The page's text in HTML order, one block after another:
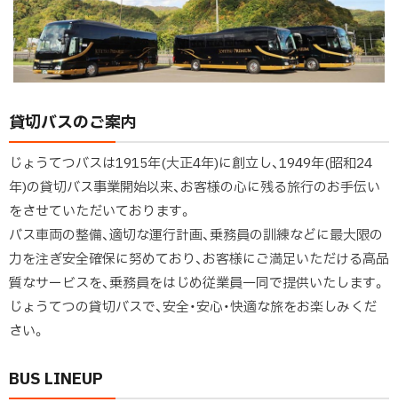
貸切バスのご案内
じょうてつバスは1915年(大正4年)に創立し、1949年(昭和24
年)の貸切バス事業開始以来、お客様の心に残る旅行のお手伝い
をさせていただいております。
バス車両の整備、適切な運行計画、乗務員の訓練などに最大限の
力を注ぎ安全確保に努めており、お客様にご満足いただける高品
質なサービスを、乗務員をはじめ従業員一同で提供いたします。
じょうてつの貸切バスで、安全・安心・快適な旅をお楽しみくだ
さい。
BUS LINEUP